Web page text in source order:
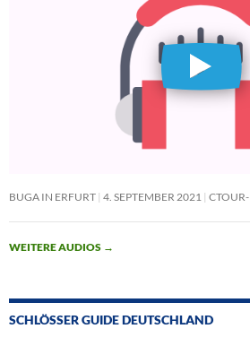
BUGA IN ERFURT 4. SEPTEMBER 2021
WEITERE AUDIOS →
SCHLÖSSER GUIDE DEUTSCHLAND